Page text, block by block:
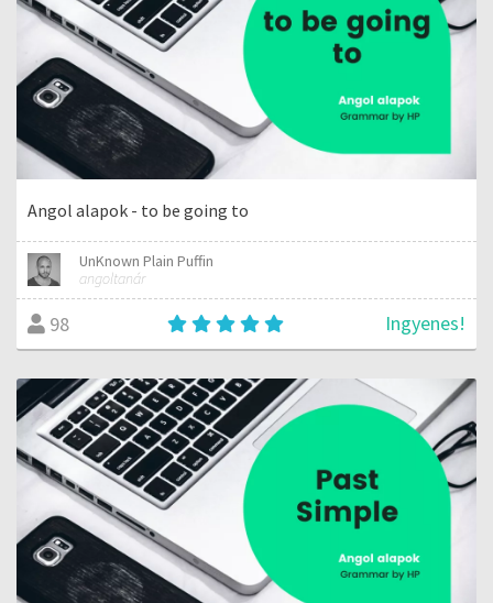
Angol alapok - to be going to
UnKnown Plain Puffin
angoltanár
98 Ingyenes!